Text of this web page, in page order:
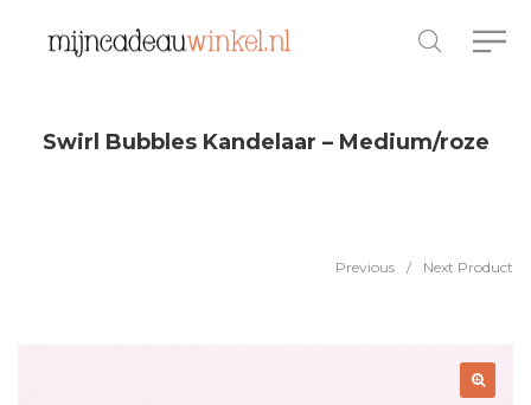
Swirl Bubbles Kandelaar – Medium/roze
Previous / Next Product